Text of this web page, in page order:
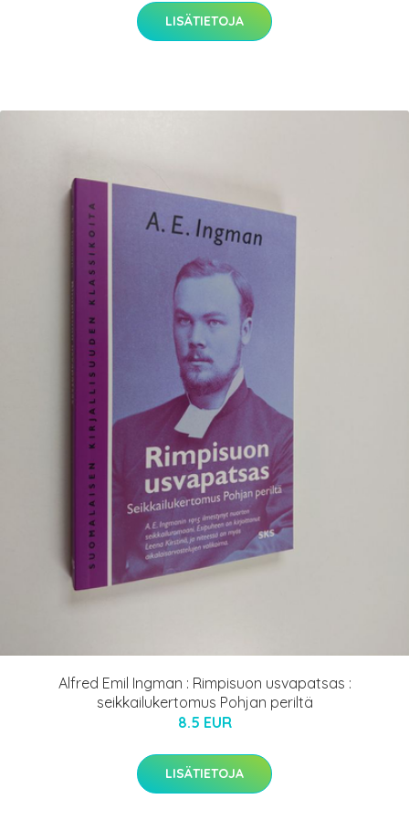
LISÄTIETOJA
Alfred Emil Ingman : Rimpisuon usvapatsas :
seikkailukertomus Pohjan periltä
8.5 EUR
LISÄTIETOJA